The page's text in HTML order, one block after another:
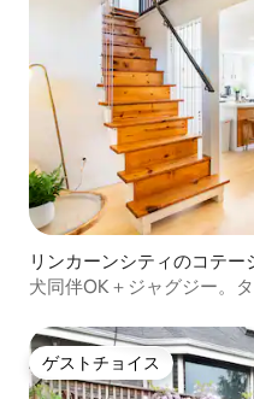
リンカーンシティのコテー
犬同伴OK＋ジャグジー。
ゲストチョイス
ゲストチョイス